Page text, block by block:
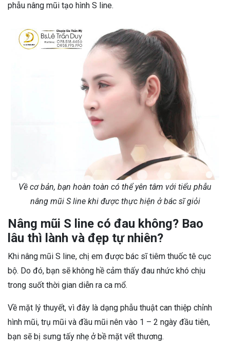
phẫu nâng mũi tạo hình S line.
Về cơ bản, bạn hoàn toàn có thể yên tâm với tiểu phẫu
nâng mũi S line khi được thực hiện ở bác sĩ giỏi
Nâng mũi S line có đau không? Bao
lâu thì lành và đẹp tự nhiên?
Khi nâng mũi S line, chị em được bác sĩ tiêm thuốc tê cục
bộ. Do đó, bạn sẽ không hề cảm thấy đau nhức khó chịu
trong suốt thời gian diễn ra ca mổ.
Về mặt lý thuyết, vì đây là dạng phẫu thuật can thiệp chỉnh
hình mũi, trụ mũi và đầu mũi nên vào 1 – 2 ngày đầu tiên,
bạn sẽ bị sưng tấy nhẹ ở bề mặt vết thương.